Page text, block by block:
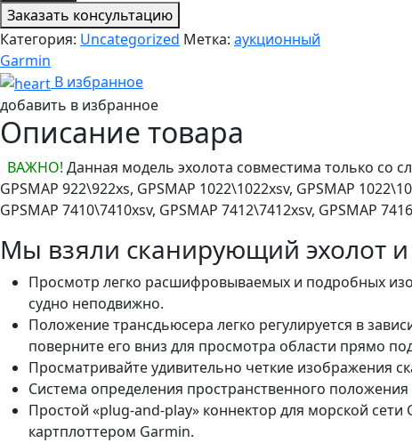
Заказать консультацию
Категория: Uncategorized Метка: аукционный
Garmin
В избранное
добавить в избранное
Описание товара
ВАЖНО! Данная модель эхолота совместима только со
GPSMAP 922\922xs, GPSMAP 1022\1022xsv, GPSMAP
GPSMAP 7410\7410xsv, GPSMAP 7412\7412xsv, GPSMAP
Мы взяли сканирующий эхолот и
Просмотр легко расшифровываемых и подробных
судно неподвижно.
Положение трансдьюсера легко регулируется в
поверните его вниз для просмотра области прямо
Просматривайте удивительно четкие изображения
Система определения пространственного
Простой «plug-and-play» коннектор для морской
картплоттером Garmin.